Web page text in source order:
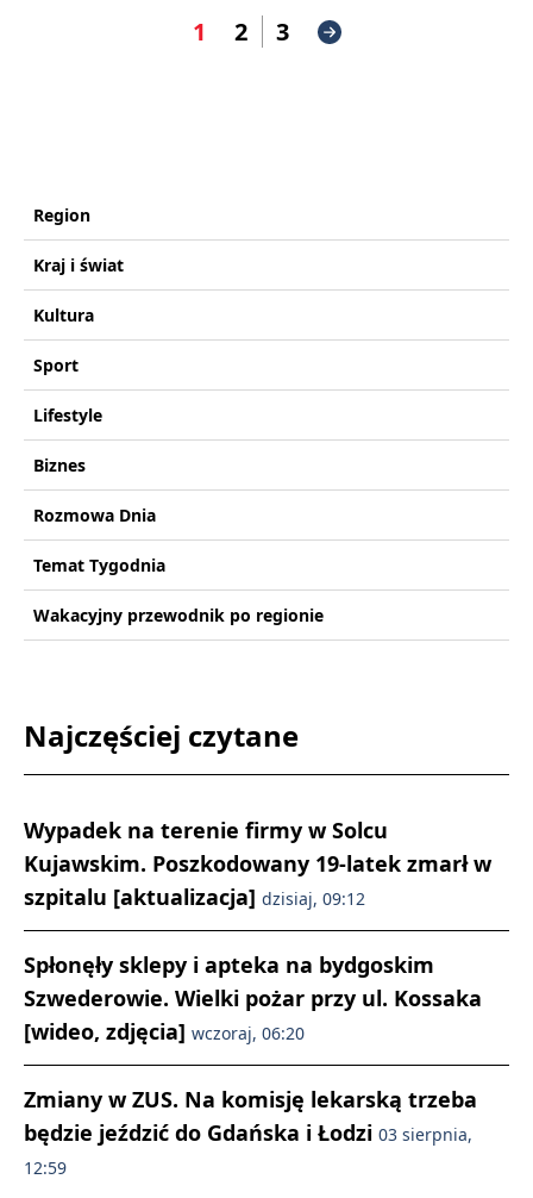
1 2 3
Region
Kraj i świat
Kultura
Sport
Lifestyle
Biznes
Rozmowa Dnia
Temat Tygodnia
Wakacyjny przewodnik po regionie
Najczęściej czytane
Wypadek na terenie firmy w Solcu
Kujawskim. Poszkodowany 19-latek zmarł w
szpitalu [aktualizacja] dzisiaj, 09:12
Spłonęły sklepy i apteka na bydgoskim
Szwederowie. Wielki pożar przy ul. Kossaka
[wideo, zdjęcia] wczoraj, 06:20
Zmiany w ZUS. Na komisję lekarską trzeba
będzie jeździć do Gdańska i Łodzi 03 sierpnia,
12:59